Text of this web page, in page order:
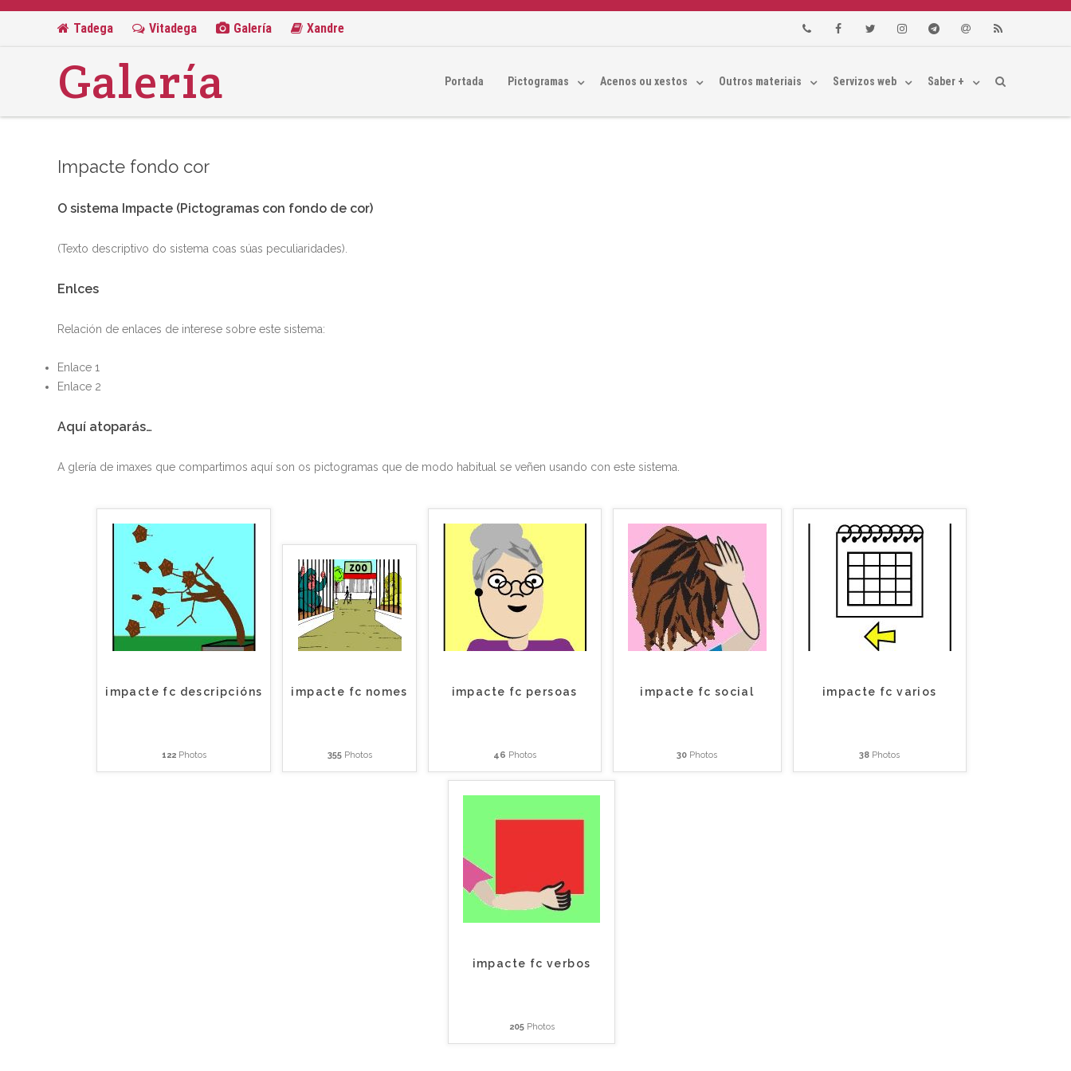
Tadega Vitadega Galería Xandre
Galería Portada Pictogramas Acenos ou xestos Outros materiais Servizos web Saber +
Impacte fondo cor
O sistema Impacte (Pictogramas con fondo de cor)
(Texto descriptivo do sistema coas súas peculiaridades).
Enlces
Relación de enlaces de interese sobre este sistema:
Enlace 1
Enlace 2
Aquí atoparás…
A glería de imaxes que compartimos aquí son os pictogramas que de modo habitual se veñen usando con este sistema.
impacte fc descripcións
122Photos
impacte fc nomes
355Photos
impacte fc persoas
46 Photos
impacte fc social
30 Photos
impacte fc varios
38 Photos
impacte fc verbos
205Photos